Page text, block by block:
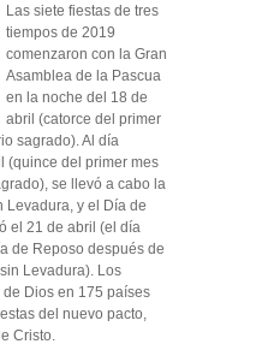
Las siete fiestas de tres
tiempos de 2019
comenzaron con la Gran
Asamblea de la Pascua
en la noche del 18 de
abril (catorce del primer
sagrado). Al día
(quince del primer mes
se llevó a cabo la
Levadura, y el Día de
el 21 de abril (el día
de Reposo después de
Levadura). Los
Dios en 175 países
del nuevo pacto,
Cristo.